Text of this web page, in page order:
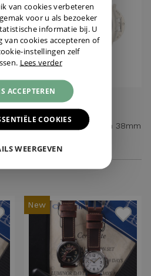
PANERAI
Luminor Due Titanium 38mm
New
GERMAN
van cookies verbeteren
voor u als bezoeker
informatie bij. U
van cookies accepteren of
instellingen zelf
Lees verder
ACCEPTEREN
COOKIES
WEERGEVEN